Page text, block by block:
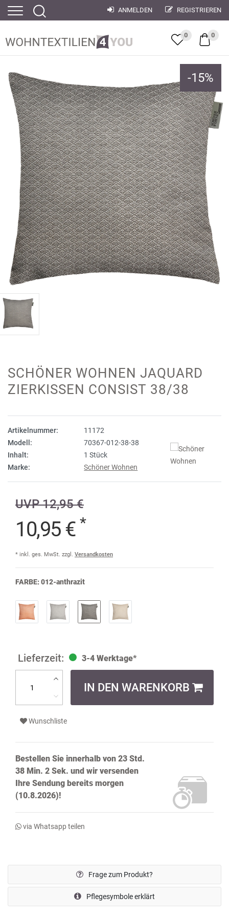
ANMELDEN REGISTRIEREN
0 0
-15%
SCHÖNER WOHNEN JAQUARD
ZIERKISSEN CONSIST 38/38
Artikelnummer:
11172
Modell:
70367-012-38-38
Inhalt:
1 Stück
Marke:
Schöner Wohnen
UVP 12,95 €
10,95 € *
* inkl. ges. MwSt. zzgl. Versandkosten
FARBE:012-anthrazit
3-4 Werktage*
IN DEN WARENKORB
Wunschliste
Bestellen Sie innerhalb von 23 Std.
38 Min. 1 Sek. und wir versenden
Ihre Sendung bereits morgen
(10.8.2026)!
via Whatsapp teilen
Frage zum Produkt?
Pflegesymbole erklärt